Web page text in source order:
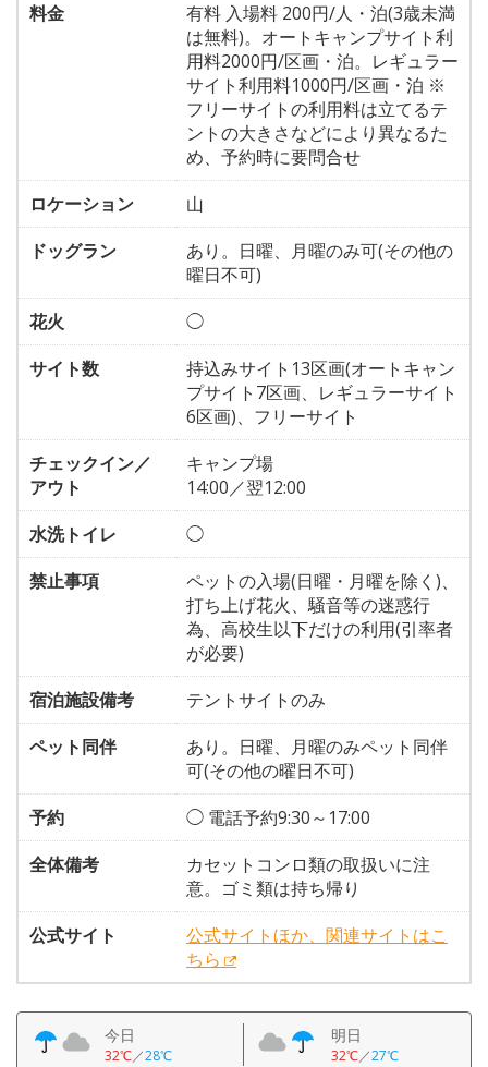
料金
有料 入場料 200円/人・泊(3歳未満
は無料)。オートキャンプサイト利
用料2000円/区画・泊。レギュラー
サイト利用料1000円/区画・泊 ※
フリーサイトの利用料は立てるテ
ントの大きさなどにより異なるた
め、予約時に要問合せ
ロケーション
山
ドッグラン
あり。日曜、月曜のみ可(その他の
曜日不可)
花火
◯
サイト数
持込みサイト13区画(オートキャン
プサイト7区画、レギュラーサイト
6区画)、フリーサイト
チェックイン／
アウト
キャンプ場
14:00／翌12:00
水洗トイレ
◯
禁止事項
ペットの入場(日曜・月曜を除く)、
打ち上げ花火、騒音等の迷惑行
為、高校生以下だけの利用(引率者
が必要)
宿泊施設備考
テントサイトのみ
ペット同伴
あり。日曜、月曜のみペット同伴
可(その他の曜日不可)
予約
◯ 電話予約9:30～17:00
全体備考
カセットコンロ類の取扱いに注
意。ゴミ類は持ち帰り
公式サイト
公式サイトほか、関連サイトはこ
ちら
今日
32℃／28℃
明日
32℃／27℃